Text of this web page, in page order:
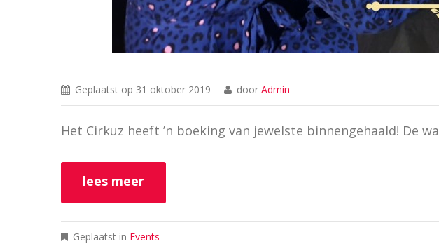
Geplaatst op 31 oktober 2019 door Admin
Het Cirkuz heeft ’n boeking van jewelste binnengehaald! De
lees meer
Geplaatst in Events